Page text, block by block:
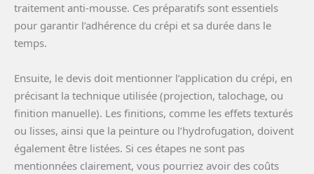
traitement anti-mousse. Ces préparatifs sont essentiels
pour garantir l’adhérence du crépi et sa durée dans le
temps.
Ensuite, le devis doit mentionner l’application du crépi, en
précisant la technique utilisée (projection, talochage, ou
finition manuelle). Les finitions, comme les effets texturés
ou lisses, ainsi que la peinture ou l’hydrofugation, doivent
également être listées. Si ces étapes ne sont pas
mentionnées clairement, vous pourriez avoir des coûts